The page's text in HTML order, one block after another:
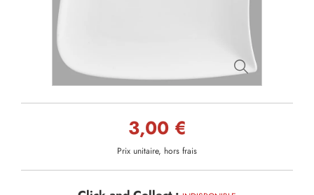
3,00 €
Prix unitaire, hors frais